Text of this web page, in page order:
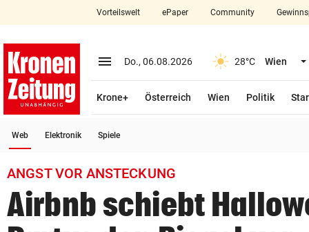
closeSchließen
account_circle Anmelden
arrow_right
pin_drop
bookmark
Vorteilswelt ePaper Community
menu Menü aufklappen
Do., 06.08.2026 28°C Wien
Krone+ Österreich Wien Politik
Web Elektronik Spiele
ANGST VOR ANSTECKUNG
Airbnb schiebt